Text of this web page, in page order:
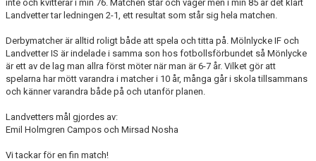
inte och kvitterar i min 76. Matchen står och väger men i min 85 är det klart
Landvetter tar ledningen 2-1, ett resultat som står sig hela matchen.
Derbymatcher är alltid roligt både att spela och titta på. Mölnlycke IF och
Landvetter IS är indelade i samma son hos fotbollsförbundet så Mönlycke
är ett av de lag man allra först möter när man är 6-7 år. Vilket gör att
spelarna har mött varandra i matcher i 10 år, många går i skola tillsammans
och känner varandra både på och utanför planen.
Landvetters mål gjordes av:
Emil Holmgren Campos och Mirsad Nosha
Vi tackar för en fin match!